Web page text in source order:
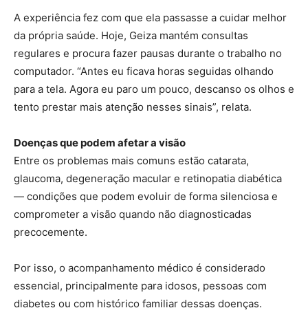
A experiência fez com que ela passasse a cuidar melhor
da própria saúde. Hoje, Geiza mantém consultas
regulares e procura fazer pausas durante o trabalho no
computador. “Antes eu ficava horas seguidas olhando
para a tela. Agora eu paro um pouco, descanso os olhos e
tento prestar mais atenção nesses sinais”, relata.
Doenças que podem afetar a visão
Entre os problemas mais comuns estão catarata,
glaucoma, degeneração macular e retinopatia diabética
— condições que podem evoluir de forma silenciosa e
comprometer a visão quando não diagnosticadas
precocemente.
Por isso, o acompanhamento médico é considerado
essencial, principalmente para idosos, pessoas com
diabetes ou com histórico familiar dessas doenças.